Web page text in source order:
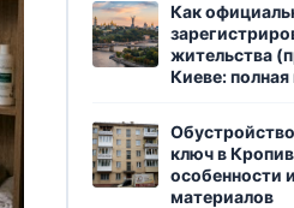
Как
жительства
Киеве:
ключ в
особенности
материалов